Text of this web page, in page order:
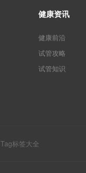
健康资讯
健康前沿
试管攻略
试管知识
Tag标签大全